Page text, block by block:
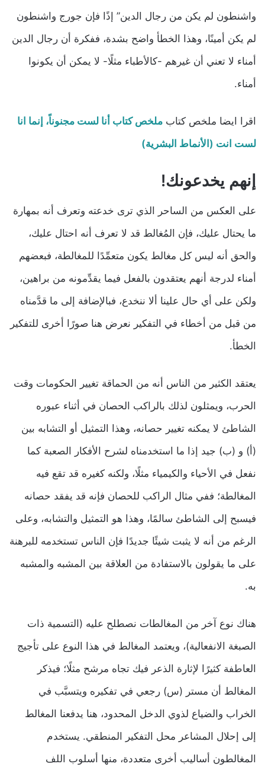
واشنطون لم يكن من رجال الدين” إذًا فإن جورج واشنطون
لم يكن أمينًا، وهذا الخطأ واضح بشدة، ففكرة أن رجال الدين
أمناء لا تعني أن غيرهم -كالأطباء مثلًا- لا يمكن أن يكونوا
أمناء.
اقرا ايضا ملخص كتاب ملخص كتاب أنا لست مجنوناً، إنما انا
لست انت (الأنماط البشرية)
إنهم يخدعونك!
على العكس من الساحر الذي ترى خدعته وتعرف أنه بمهارة
ما يحتال عليك، فإن المُغالط قد لا تعرف أنه احتال عليك،
والحق أنه ليس كل مغالط يكون متعمِّدًا للمغالطة، فبعضهم
أمناء لدرجة أنهم يعتقدون بالفعل فيما يقدِّمونه من براهين،
ولكن على أي حال علينا ألا ننخدع، فبالإضافة إلى ما قدَّمناه
من قبل من أخطاء في التفكير نعرض هنا صورًا أخرى للتفكير
الخطأ.
يعتقد الكثير من الناس أنه من الحماقة تغيير الحكومات وقت
الحرب، ويمثلون لذلك بالراكب الحصان في أثناء عبوره
الشاطئ لا يمكنه تغيير حصانه، وهذا التمثيل أو التشابه بين
(أ) و (ب) جيد إذا ما استخدمناه لشرح الأفكار الصعبة كما
نفعل في الأحياء والكيمياء مثلًا، ولكنه كغيره قد تقع فيه
المغالطة؛ ففي مثال الراكب للحصان فإنه قد يفقد حصانه
فيسبح إلى الشاطئ سالمًا، وهذا هو التمثيل والتشابه، وعلى
الرغم من أنه لا يثبت شيئًا جديدًا فإن الناس تستخدمه للبرهنة
على ما يقولون بالاستفادة من العلاقة بين المشبه والمشبه
به.
هناك نوع آخر من المغالطات نصطلح عليه (التسمية ذات
الصبغة الانفعالية)، ويعتمد المغالط في هذا النوع على تأجيج
العاطفة كثيرًا لإثارة الذعر فيك تجاه مرشح مثلًا؛ فيذكر
المغالط أن مستر (س) رجعي في تفكيره ويتسبَّب في
الخراب والضياع لذوي الدخل المحدود، هنا يدفعنا المغالط
إلى إحلال المشاعر محل التفكير المنطقي. يستخدم
المغالطون أساليب أخرى متعددة، منها أسلوب اللف